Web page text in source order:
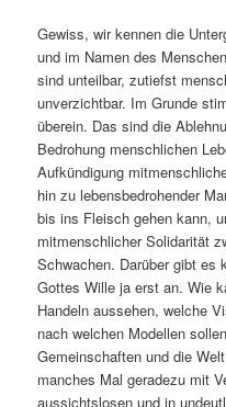
Gewiss, wir kennen die
und im Namen des
sind unteilbar, zutiefst
unverzichtbar. Im Grunde
überein. Das sind die
Bedrohung menschlichen
Aufkündigung
hin zu lebensbedrohender
bis ins Fleisch gehen kann,
mitmenschlicher Solidarität
Schwachen. Darüber gibt es
Gottes Wille ja erst an. Wie
Handeln aussehen, welche
nach welchen Modellen
Gemeinschaften und die
manches Mal geradezu mit
aussichtslosen und in